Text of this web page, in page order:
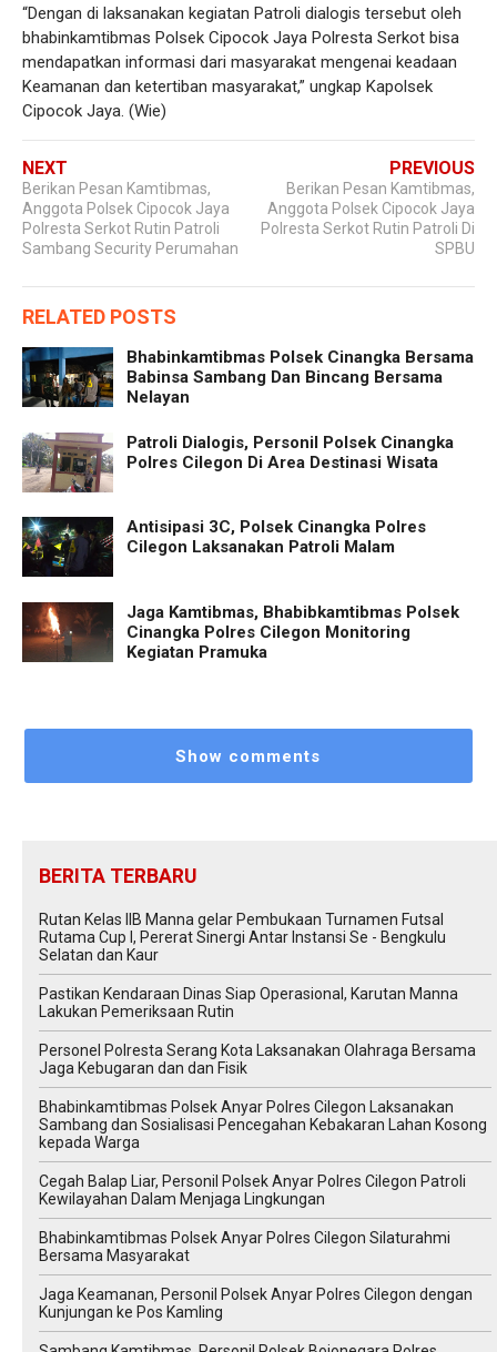
“Dengan di laksanakan kegiatan Patroli dialogis tersebut oleh
bhabinkamtibmas Polsek Cipocok Jaya Polresta Serkot bisa
mendapatkan informasi dari masyarakat mengenai keadaan
Keamanan dan ketertiban masyarakat,” ungkap Kapolsek
Cipocok Jaya. (Wie)
NEXT
Berikan Pesan Kamtibmas,
Anggota Polsek Cipocok Jaya
Polresta Serkot Rutin Patroli
Sambang Security Perumahan
PREVIOUS
Berikan Pesan Kamtibmas,
Anggota Polsek Cipocok Jaya
Polresta Serkot Rutin Patroli Di
SPBU
RELATED POSTS
Bhabinkamtibmas Polsek Cinangka Bersama
Babinsa Sambang Dan Bincang Bersama
Nelayan
Patroli Dialogis, Personil Polsek Cinangka
Polres Cilegon Di Area Destinasi Wisata
Antisipasi 3C, Polsek Cinangka Polres
Cilegon Laksanakan Patroli Malam
Jaga Kamtibmas, Bhabibkamtibmas Polsek
Cinangka Polres Cilegon Monitoring
Kegiatan Pramuka
Show comments
BERITA TERBARU
Rutan Kelas IIB Manna gelar Pembukaan Turnamen Futsal
Rutama Cup I, Pererat Sinergi Antar Instansi Se - Bengkulu
Selatan dan Kaur
Pastikan Kendaraan Dinas Siap Operasional, Karutan Manna
Lakukan Pemeriksaan Rutin
Personel Polresta Serang Kota Laksanakan Olahraga Bersama
Jaga Kebugaran dan dan Fisik
Bhabinkamtibmas Polsek Anyar Polres Cilegon Laksanakan
Sambang dan Sosialisasi Pencegahan Kebakaran Lahan Kosong
kepada Warga
Cegah Balap Liar, Personil Polsek Anyar Polres Cilegon Patroli
Kewilayahan Dalam Menjaga Lingkungan
Bhabinkamtibmas Polsek Anyar Polres Cilegon Silaturahmi
Bersama Masyarakat
Jaga Keamanan, Personil Polsek Anyar Polres Cilegon dengan
Kunjungan ke Pos Kamling